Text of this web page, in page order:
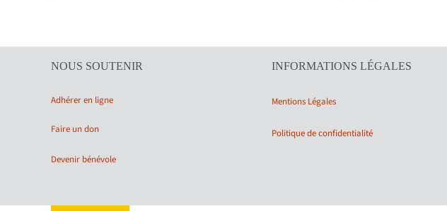
NOUS SOUTENIR
Adhérer en ligne
Faire un don
Devenir bénévole
INFORMATIONS LÉGALES
Mentions Légales
Politique de confidentialité